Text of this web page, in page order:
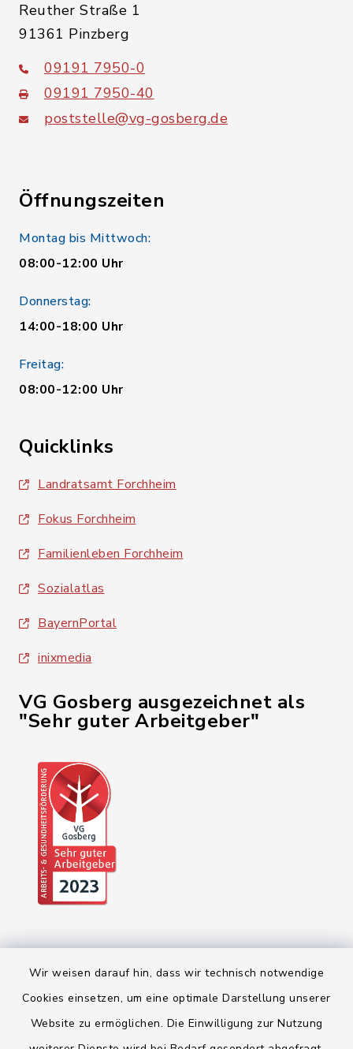
Wir weisen darauf hin, dass wir technisch notwendige
Cookies einsetzen, um eine optimale Darstellung unserer
Website zu ermöglichen. Die Einwilligung zur Nutzung
Reuther Straße 1
91361 Pinzberg
09191 7950-0
09191 7950-40
poststelle@vg-gosberg.de
Öffnungszeiten
Montag bis Mittwoch:
08:00-12:00 Uhr
Donnerstag:
14:00-18:00 Uhr
Freitag:
08:00-12:00 Uhr
Quicklinks
Landratsamt Forchheim
Fokus Forchheim
Familienleben Forchheim
Sozialatlas
BayernPortal
inixmedia
VG Gosberg ausgezeichnet als
"Sehr guter Arbeitgeber"